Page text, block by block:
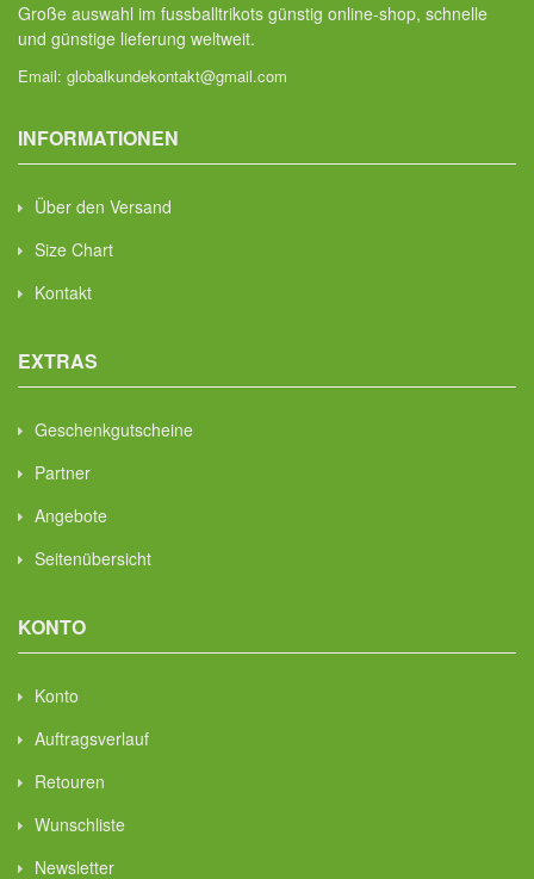
Große auswahl im fussballtrikots günstig online-shop, schnelle
und günstige lieferung weltweit.
Email: globalkundekontakt@gmail.com
INFORMATIONEN
Über den Versand
Size Chart
Kontakt
EXTRAS
Geschenkgutscheine
Partner
Angebote
Seitenübersicht
KONTO
Konto
Auftragsverlauf
Retouren
Wunschliste
Newsletter